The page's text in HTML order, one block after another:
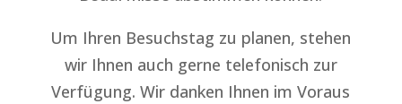
Um Ihren Besuchstag zu planen, stehen
wir Ihnen auch gerne telefonisch zur
Verfügung. Wir danken Ihnen im Voraus